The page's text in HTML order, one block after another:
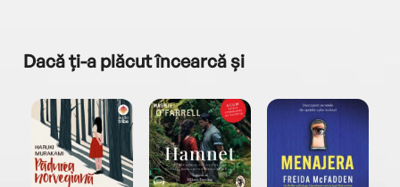
Dacă ți-a plăcut încearcă și